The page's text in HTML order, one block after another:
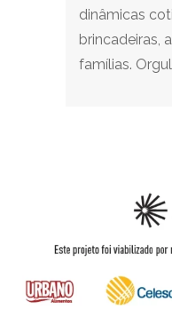
dinâmicas
brincadeiras,
famílias.